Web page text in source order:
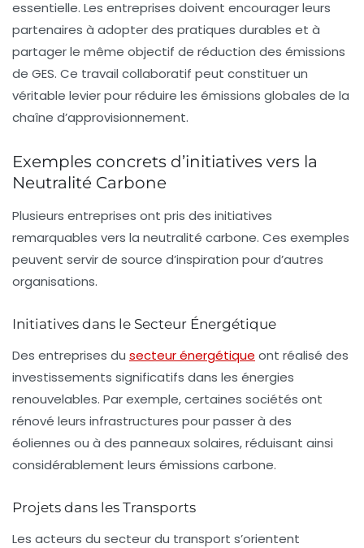
essentielle. Les entreprises doivent encourager leurs
partenaires à adopter des pratiques durables et à
partager le même objectif de réduction des émissions
de GES. Ce travail collaboratif peut constituer un
véritable levier pour réduire les émissions globales de la
chaîne d’approvisionnement.
Exemples concrets d’initiatives vers la
Neutralité Carbone
Plusieurs entreprises ont pris des initiatives
remarquables vers la neutralité carbone. Ces exemples
peuvent servir de source d’inspiration pour d’autres
organisations.
Initiatives dans le Secteur Énergétique
Des entreprises du secteur énergétique ont réalisé des
investissements significatifs dans les énergies
renouvelables. Par exemple, certaines sociétés ont
rénové leurs infrastructures pour passer à des
éoliennes ou à des panneaux solaires, réduisant ainsi
considérablement leurs émissions carbone.
Projets dans les Transports
Les acteurs du secteur du transport s’orientent